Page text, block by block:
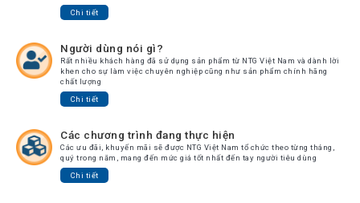
Dịch
Vụ
Sửa
Chữa
Chi tiết
Người dùng nói gì?
Rất nhiều khách hàng đã sử dụng sản phẩm từ NTG Việt Nam và dành lời
khen cho sự làm việc chuyên nghiệp cũng như sản phẩm chính hãng
chất lượng
Chi tiết
Các chương trình đang thực hiện
Các ưu đãi, khuyến mãi sẽ được NTG Việt Nam tổ chức theo từng tháng,
quý trong năm, mang đến mức giá tốt nhất đến tay người tiêu dùng
Chi tiết